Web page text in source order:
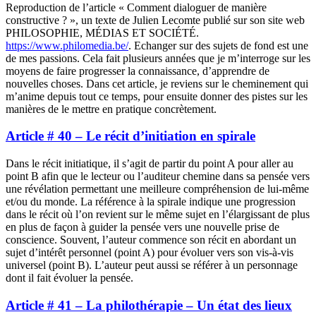
Reproduction de l’article « Comment dialoguer de manière
constructive ? », un texte de Julien Lecomte publié sur son site web
PHILOSOPHIE, MÉDIAS ET SOCIÉTÉ.
https://www.philomedia.be/. Echanger sur des sujets de fond est une
de mes passions. Cela fait plusieurs années que je m’interroge sur les
moyens de faire progresser la connaissance, d’apprendre de
nouvelles choses. Dans cet article, je reviens sur le cheminement qui
m’anime depuis tout ce temps, pour ensuite donner des pistes sur les
manières de le mettre en pratique concrètement.
Article # 40 – Le récit d’initiation en spirale
Dans le récit initiatique, il s’agit de partir du point A pour aller au
point B afin que le lecteur ou l’auditeur chemine dans sa pensée vers
une révélation permettant une meilleure compréhension de lui-même
et/ou du monde. La référence à la spirale indique une progression
dans le récit où l’on revient sur le même sujet en l’élargissant de plus
en plus de façon à guider la pensée vers une nouvelle prise de
conscience. Souvent, l’auteur commence son récit en abordant un
sujet d’intérêt personnel (point A) pour évoluer vers son vis-à-vis
universel (point B). L’auteur peut aussi se référer à un personnage
dont il fait évoluer la pensée.
Article # 41 – La philothérapie – Un état des lieux